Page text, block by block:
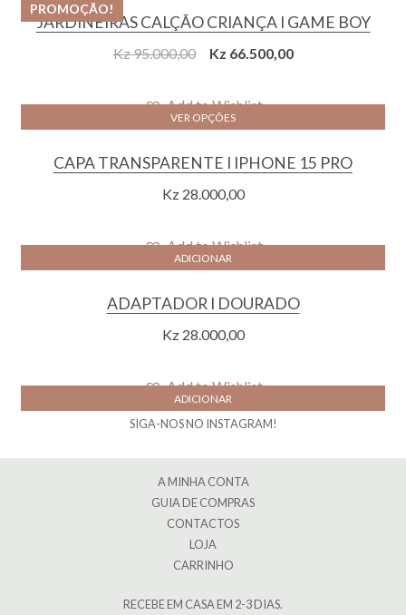
JARDINEIRAS CALÇÃO CRIANÇA I GAME BOY
PROMOÇÃO!
Kz95.000,00
Original
was:
Kz 95.000,00.
Kz 66.500,00Current
Add to Wishlist
VER OPÇÕES
CAPA TRANSPARENTE I IPHONE 15 PRO
Kz28.000,00
Add to Wishlist
ADICIONAR
ADAPTADOR I DOURADO
Kz28.000,00
Add to Wishlist
ADICIONAR
SIGA-NOS NO INSTAGRAM!
A MINHA CONTA
GUIA DE COMPRAS
CONTACTOS
LOJA
CARRINHO
RECEBE EM CASA EM 2-3 DIAS.